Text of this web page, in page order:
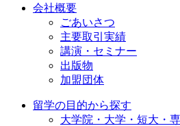
会社概要
ごあいさつ
主要取引実績
講演・セミナー
出版物
加盟団体
留学の目的から探す
大学院・大学・短大・